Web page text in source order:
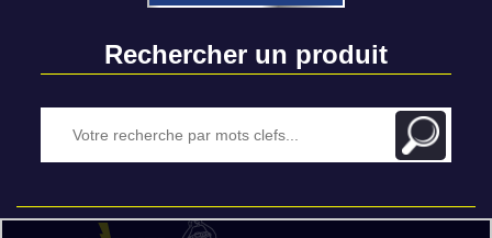
Rechercher un produit